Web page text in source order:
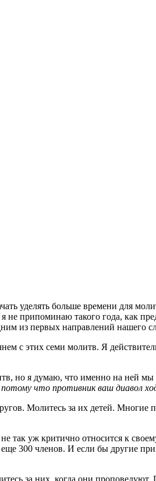
уделять больше времени для
припоминаю такого года, как
из первых направлений нашего
с этих семи молитв. Я
но я думаю, что именно на ней
что противник ваш диавол
Молитесь за их детей.
так уж критично относится к
300 членов. И если бы другие